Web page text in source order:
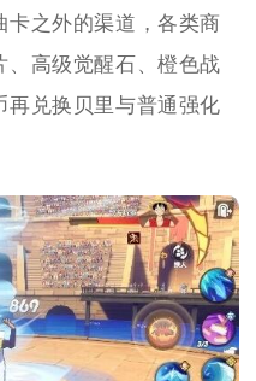
之外的渠道，各类商
、高级觉醒石、橙色战
再兑换贝里与普通强化